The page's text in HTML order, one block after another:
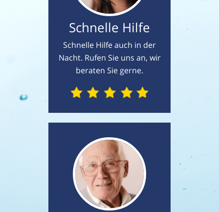
Schnelle Hilfe
Schnelle Hilfe auch in der
Nacht. Rufen Sie uns an, wir
beraten Sie gerne.